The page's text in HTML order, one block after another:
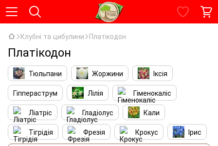
Клубні та цибулини Платікодон
Платікодон
Тюльпани Жоржини
Іксія
Гіппераструм
Лілія
Гіменокаліс
Ліатріс
Гладіолус
Кали
Тігрідія
Фрезія Крокус
Ірис